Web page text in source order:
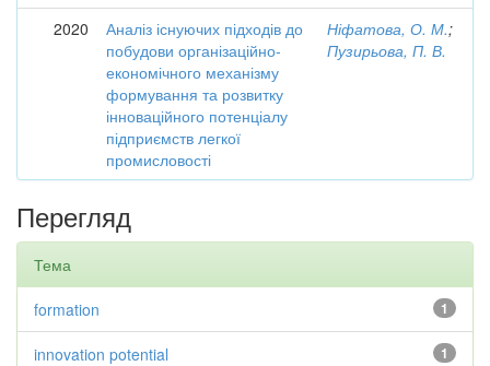
2020
Аналіз існуючих підходів до
побудови організаційно-
економічного механізму
формування та розвитку
інноваційного потенціалу
підприємств легкої
промисловості
Ніфатова, О. М.;
Пузирьова, П. В.
Перегляд
Тема
1
formation
1
innovation potential